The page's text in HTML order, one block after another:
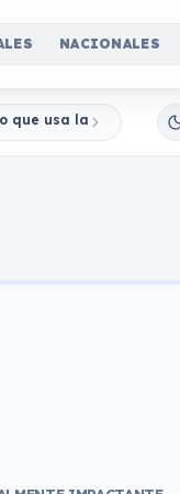
NACIONALES
usa la imagen